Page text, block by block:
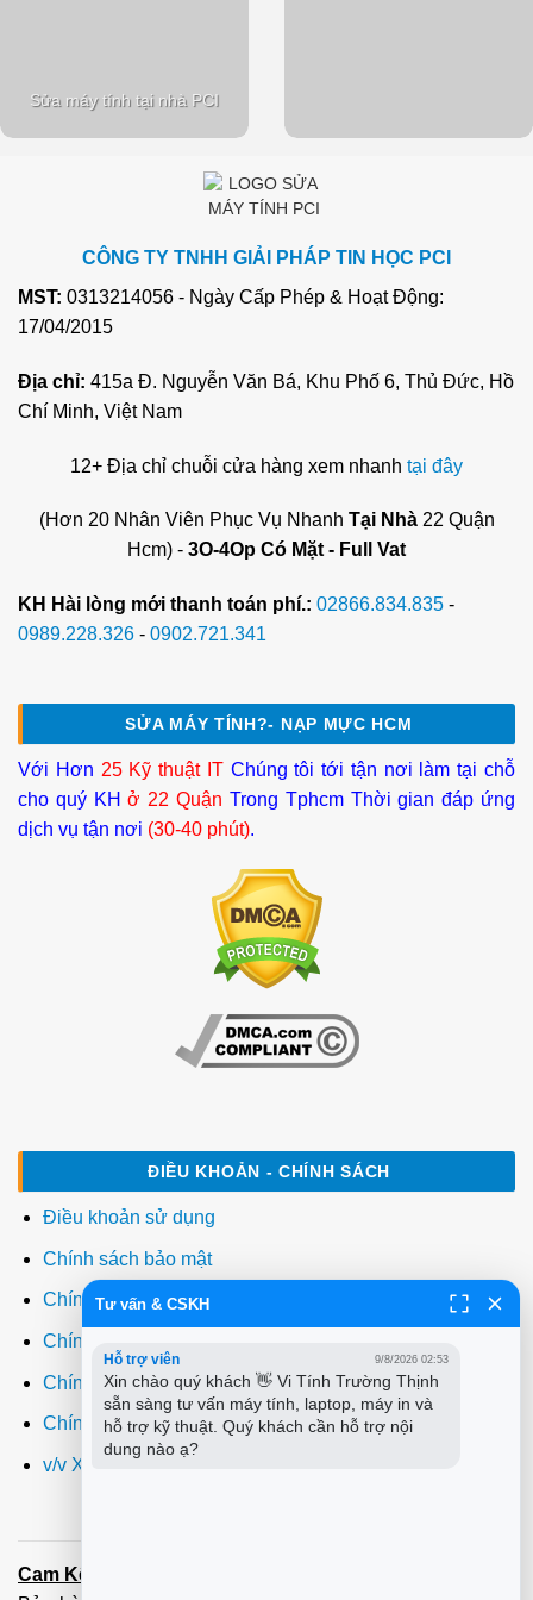
Sửa máy tính tại nhà PCI
CÔNG TY TNHH GIẢI PHÁP TIN HỌC PCI
MST: 0313214056 - Ngày Cấp Phép & Hoạt Động:
17/04/2015
Địa chỉ: 415a Đ. Nguyễn Văn Bá, Khu Phố 6, Thủ Đức, Hồ
Chí Minh, Việt Nam
12+ Địa chỉ chuỗi cửa hàng xem nhanh tại đây
(Hơn 20 Nhân Viên Phục Vụ Nhanh Tại Nhà 22 Quận
Hcm) - 3O-4Op Có Mặt - Full Vat
KH Hài lòng mới thanh toán phí.: 02866.834.835 -
0989.228.326 - 0902.721.341
SỬA MÁY TÍNH?- NẠP MỰC HCM
Với Hơn 25 Kỹ thuật ITChúng tôi tới tận nơi làm tại chỗ
cho quý KHở 22 Quận Trong Tphcm Thời gian đáp ứng
dịch vụ tận nơi (30-40 phút)
ĐIỀU KHOẢN - CHÍNH SÁCH
Điều khoản sử dụng
Chính sách bảo mật
Chính sách thanh toán
Chính sách giao hàng
Chính sách đổi trả
Chính sách bảo hành
v/v Xuất hóa đơn đỏ VAT
Cam Kết:
Tư vấn & CSKH
Hỗ trợ viên 9/8/2026 02:53
Xin chào quý khách 👋 Vi Tính Trường Thịnh
sẵn sàng tư vấn máy tính, laptop, máy in và
hỗ trợ kỹ thuật. Quý khách cần hỗ trợ nội
dung nào ạ?